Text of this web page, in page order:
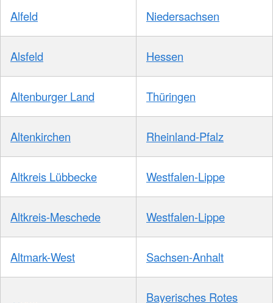
Alfeld Niedersachsen
Alsfeld Hessen
Altenburger Land Thüringen
Altenkirchen Rheinland-Pfalz
Altkreis Lübbecke Westfalen-Lippe
Altkreis-Meschede Westfalen-Lippe
Altmark-West Sachsen-Anhalt
Bayerisches Rotes